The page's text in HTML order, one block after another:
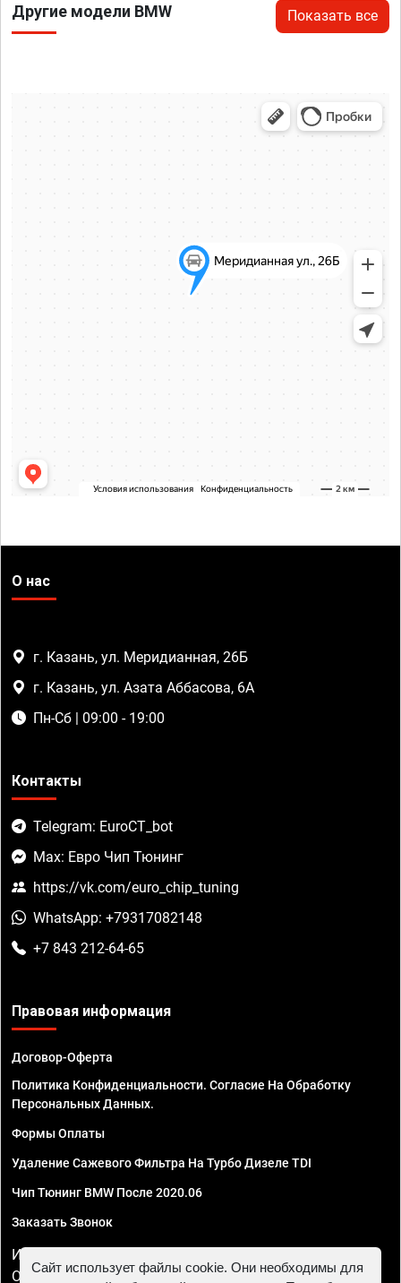
Другие модели BMW Показать все
О нас
г. Казань, ул. Меридианная, 26Б
г. Казань, ул. Азата Аббасова, 6А
Пн-Сб | 09:00 - 19:00
Контакты
Telegram: EuroCT_bot
Max: Евро Чип Тюнинг
https://vk.com/euro_chip_tuning
WhatsApp: +79317082148
+7 843 212-64-65
Правовая информация
Договор-Оферта
Политика Конфиденциальности. Согласие На Обработку
Персональных Данных.
Формы Оплаты
Удаление Сажевого Фильтра На Турбо Дизеле TDI
Чип Тюнинг BMW После 2020.06
Заказать Звонок
ИП Смирнов Георгий Павлович. ИНН 781302555843,
ОГРНИП 324470400032610
Сайт использует файлы cookie. Они необходимы для